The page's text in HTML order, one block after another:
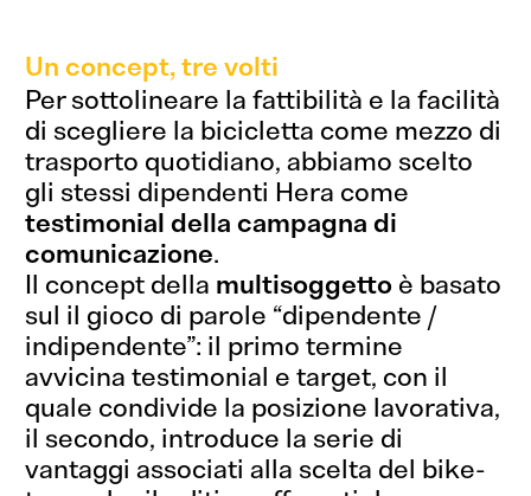
Un concept, tre volti
Per sottolineare la fattibilità e la facilità
di scegliere la bicicletta come mezzo di
trasporto quotidiano, abbiamo scelto
gli stessi dipendenti Hera come
testimonial della campagna di
comunicazione.
Il concept della multisoggetto è basato
sul il gioco di parole “dipendente /
indipendente”: il primo termine
avvicina testimonial e target, con il
quale condivide la posizione lavorativa,
il secondo, introduce la serie di
vantaggi associati alla scelta del bike-
Che dici,
collaboriamo?
Sì, vi scrivo!